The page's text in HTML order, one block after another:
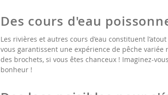
Des cours d'eau
Les rivières et autres cours d’eau constituent
vous garantissent une expérience de pêche
des brochets, si vous êtes chanceux ! Imaginez-
bonheur !